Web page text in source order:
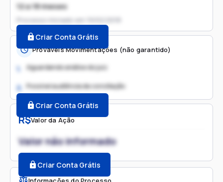
R$Valor da Ação
Valor não informado
Criar Conta Grátis
12 a 18 meses
Processo iniciado em
Criar Conta Grátis
Prováveis Movimentações (não garantido)
1. Aguardando análise do juiz
2. Possível audiência de conciliação
Criar Conta Grátis